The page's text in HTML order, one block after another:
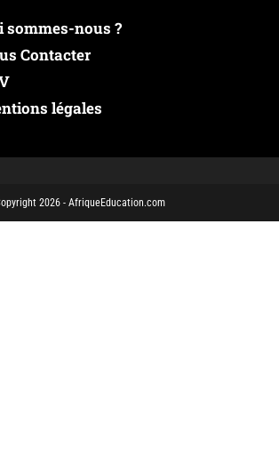
sommes-nous ?
Contacter
légales
2026 - AfriqueEducation.com